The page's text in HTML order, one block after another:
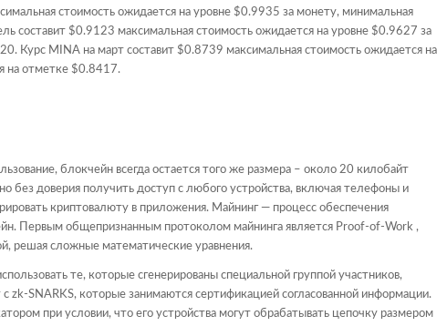
стоимость ожидается на уровне $0.9935 за монету, минимальная
составит $0.9123 максимальная стоимость ожидается на уровне $0.9627 за
Курс MINA на март составит $0.8739 максимальная стоимость ожидается на
на отметке $0.8417.
блокчейн всегда остается того же размера – около 20 килобайт
без доверия получить доступ с любого устройства, включая телефоны и
криптовалюту в приложения. Майнинг — процесс обеспечения
Первым общепризнанным протоколом майнинга является Proof-of-Work ,
решая сложные математические уравнения.
те, которые сгенерированы специальной группой участников,
zk-SNARKS, которые занимаются сертификацией согласованной информации.
при условии, что его устройства могут обрабатывать цепочку размером